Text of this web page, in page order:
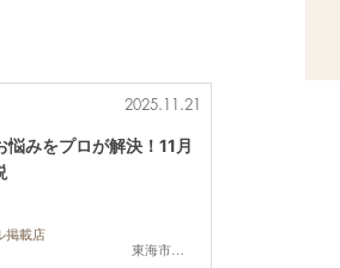
東海市,大府市,知多市,東浦町,阿久比町,半田市,常滑市,武豊町,美浜町,南知多町
2025.11.21
みをプロが解決！11月
掲載店